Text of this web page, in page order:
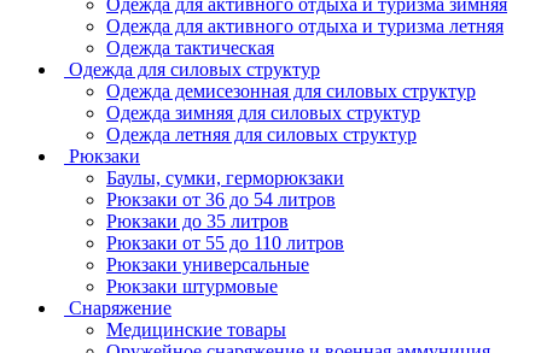
Одежда для активного отдыха и туризма зимняя
Одежда для активного отдыха и туризма летняя
Одежда тактическая
Одежда для силовых структур
Одежда демисезонная для силовых структур
Одежда зимняя для силовых структур
Одежда летняя для силовых структур
Рюкзаки
Баулы, сумки, герморюкзаки
Рюкзаки от 36 до 54 литров
Рюкзаки до 35 литров
Рюкзаки от 55 до 110 литров
Рюкзаки универсальные
Рюкзаки штурмовые
Снаряжение
Медицинские товары